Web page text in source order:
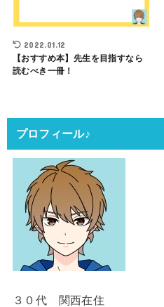
2022.01.12
【おすすめ本】先生を目指すなら
読むべき一冊！
プロフィール♪
３０代 関西在住